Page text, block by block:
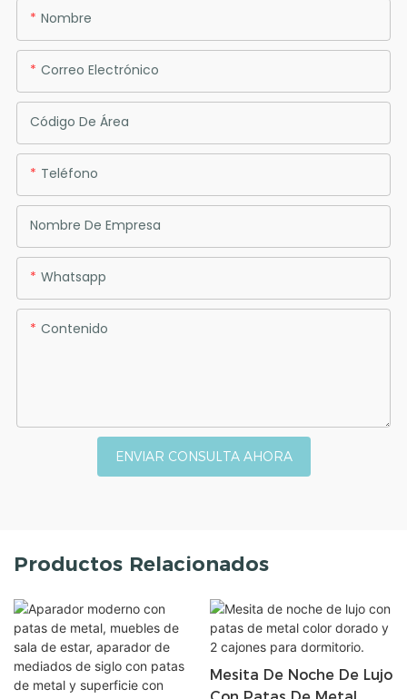
Nombre
Correo Electrónico
Código De Área
Teléfono
Nombre De Empresa
Whatsapp
Contenido
ENVIAR CONSULTA AHORA
Productos Relacionados
Mesita De Noche De Lujo